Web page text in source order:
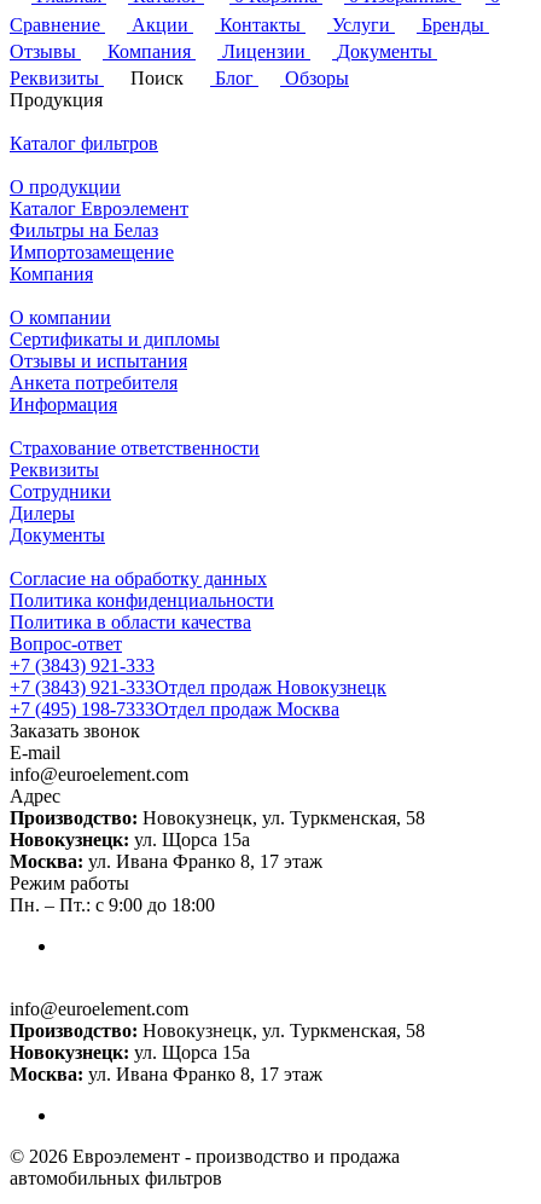
Сравнение
Акции Контакты Услуги
Бренды
Отзывы
Компания Лицензии
Документы
Реквизиты
Поиск Блог
Обзоры
Продукция
Каталог фильтров
О продукции
Каталог Евроэлемент
Фильтры на Белаз
Импортозамещение
Компания
О компании
Сертификаты и дипломы
Отзывы и испытания
Анкета потребителя
Информация
Страхование ответственности
Реквизиты
Сотрудники
Дилеры
Документы
Согласие на обработку данных
Политика конфиденциальности
Политика в области качества
Вопрос-ответ
+7 (3843) 921-333
+7 (3843) 921-333Отдел продаж Новокузнецк
+7 (495) 198-7333Отдел продаж Москва
Заказать звонок
E-mail
info@euroelement.com
Адрес
Производство: Новокузнецк, ул. Туркменская, 58
Новокузнецк: ул. Щорса 15а
Москва: ул. Ивана Франко 8, 17 этаж
Режим работы
Пн. – Пт.: с 9:00 до 18:00
info@euroelement.com
Производство: Новокузнецк, ул. Туркменская, 58
Новокузнецк: ул. Щорса 15а
Москва: ул. Ивана Франко 8, 17 этаж
© 2026 Евроэлемент - производство и продажа
автомобильных фильтров